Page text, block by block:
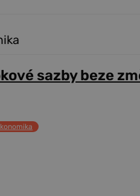
sazby beze